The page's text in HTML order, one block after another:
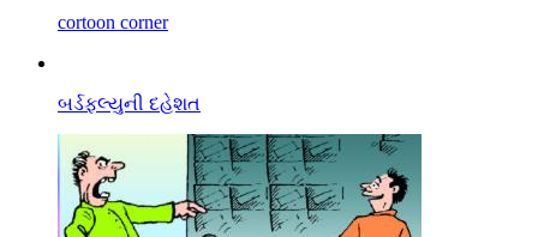
cortoon corner
બર્ડફલ્યુની દહેશત